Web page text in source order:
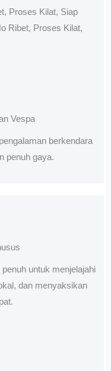
Proses Kilat, Siap
Ribet, Proses Kilat,
Vespa
berkendara
penuh gaya.
untuk menjelajahi
dan menyaksikan